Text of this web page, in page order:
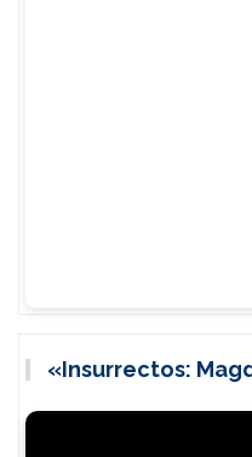
«Insurrectos: